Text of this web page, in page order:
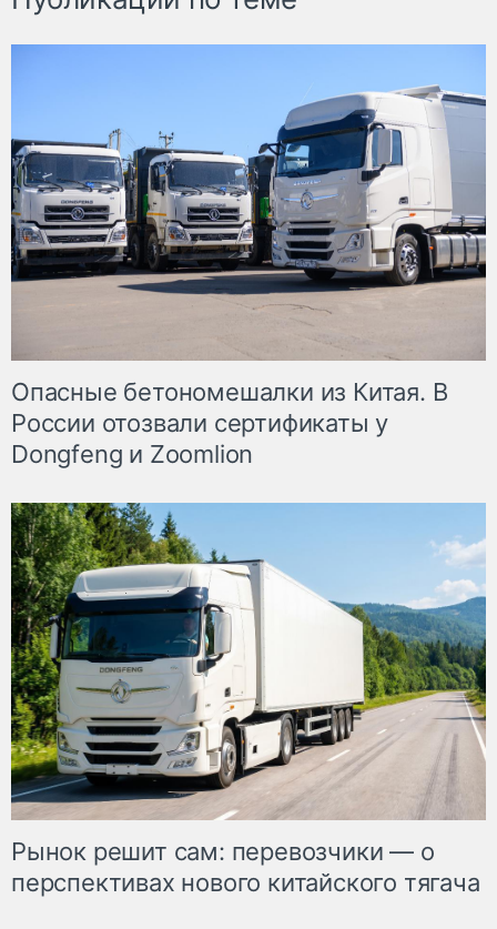
Опасные бетономешалки из Китая. В
России отозвали сертификаты у
Dongfeng и Zoomlion
Рынок решит сам: перевозчики — о
перспективах нового китайского тягача